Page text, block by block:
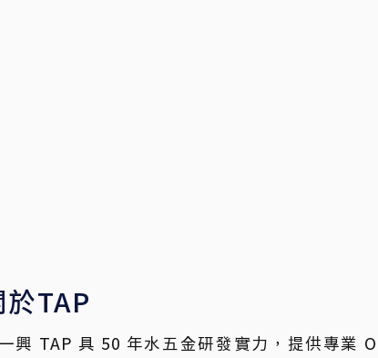
TAP
興 TAP 具 50 年水五金研發實力，提供專業